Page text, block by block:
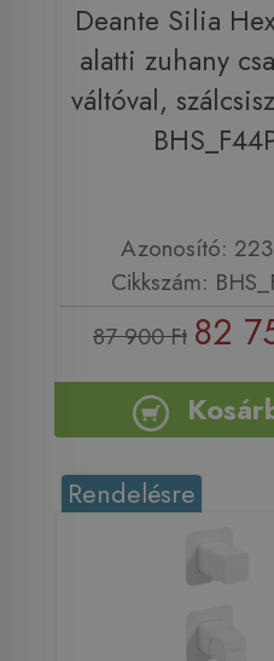
Deante Silia
alatti zuhany
váltóval,
Azonosító:
Cikkszám:
87 900 Ft 82
Rendelésre